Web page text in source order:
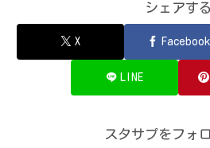
シェアする
X Facebook
LINE
スタサプをフォ